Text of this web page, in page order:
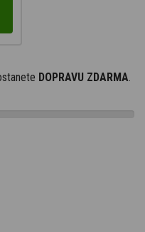
DOPRAVU ZDARMA